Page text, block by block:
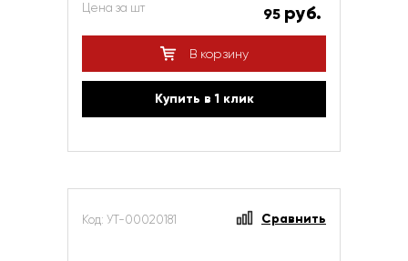
Цена за шт 95 руб.
В корзину
Купить в 1 клик
Код: УТ-00020181 Сравнить